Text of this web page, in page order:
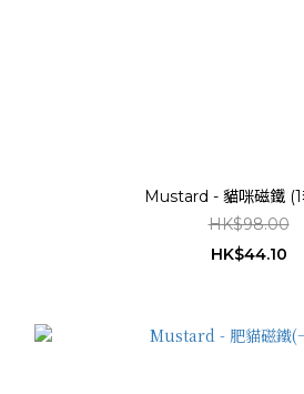
Mustard - 貓咪磁鐵 (1
HK$98.00
HK$44.10